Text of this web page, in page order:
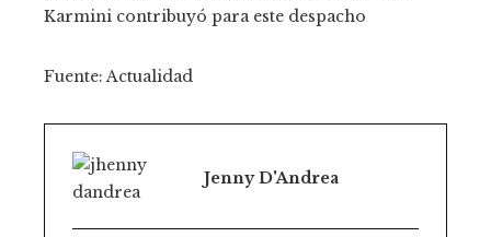
Karmini contribuyó para este despacho
Fuente: Actualidad
Jenny D'Andrea